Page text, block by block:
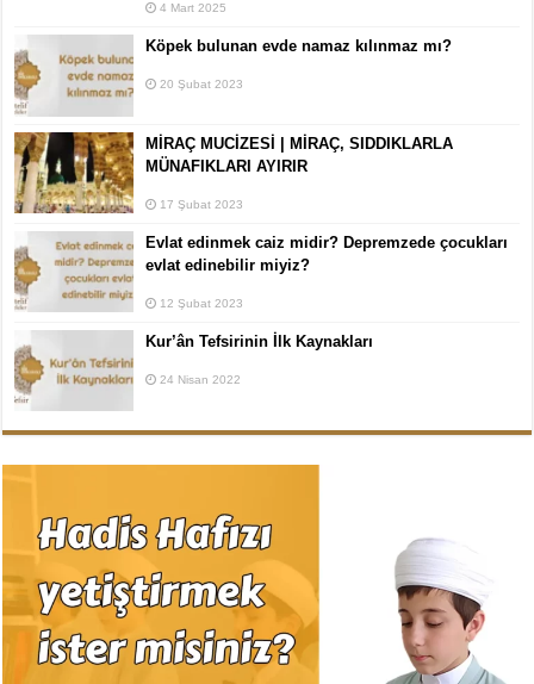
4 Mart 2025
Köpek bulunan evde namaz kılınmaz mı?
20 Şubat 2023
MİRAÇ MUCİZESİ | MİRAÇ, SIDDIKLARLA
MÜNAFIKLARI AYIRIR
17 Şubat 2023
Evlat edinmek caiz midir? Depremzede çocukları
evlat edinebilir miyiz?
12 Şubat 2023
Kur’ân Tefsirinin İlk Kaynakları
24 Nisan 2022